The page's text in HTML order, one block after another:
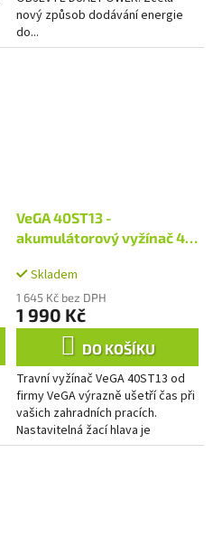
nový způsob dodávání energie
do...
VeGA 40ST13 -
akumulátorový vyžínač 40
Skladem
1 645 Kč bez DPH
1 990 Kč
DO KOŠÍKU
Travní vyžínač VeGA 40ST13 od
firmy VeGA výrazně ušetří čas při
vašich zahradních pracích.
Nastavitelná žací hlava je
přizpůsobena pro náročné